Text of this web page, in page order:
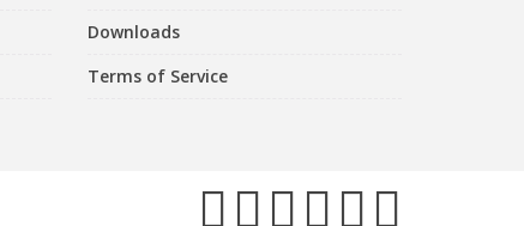
Downloads
Terms of Service